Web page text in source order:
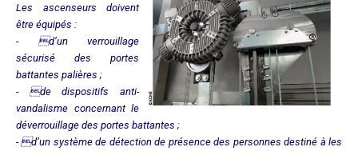
Les ascenseurs doivent
être équipés :
- d’un verrouillage
sécurisé des portes
battantes palières ;
- de dispositifs anti-
vandalisme concernant le
déverrouillage des portes battantes ;
- d’un système de détection de présence des personnes destiné à les